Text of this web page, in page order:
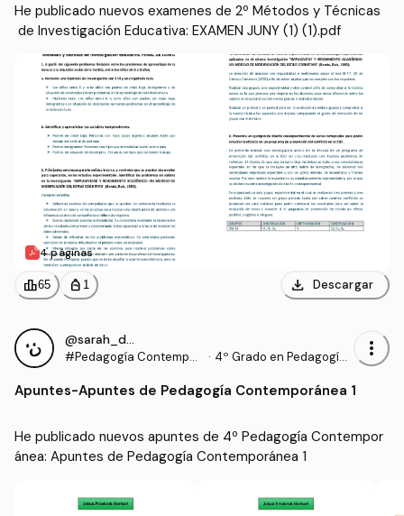
He publicado nuevos examenes de 2º Métodos y Técnicas
de Investigación Educativa: EXAMEN JUNY (1) (1).pdf
4 páginas
leaderboard65 personal_bag 1 download Descargar
@sarah_dauber
#Pedagogía Contempor
· 4º Grado en Pedagogía
more_vert
Apuntes-Apuntes de Pedagogía Contemporánea 1
He publicado nuevos apuntes de 4º Pedagogía Contempor
ánea: Apuntes de Pedagogía Contemporánea 1